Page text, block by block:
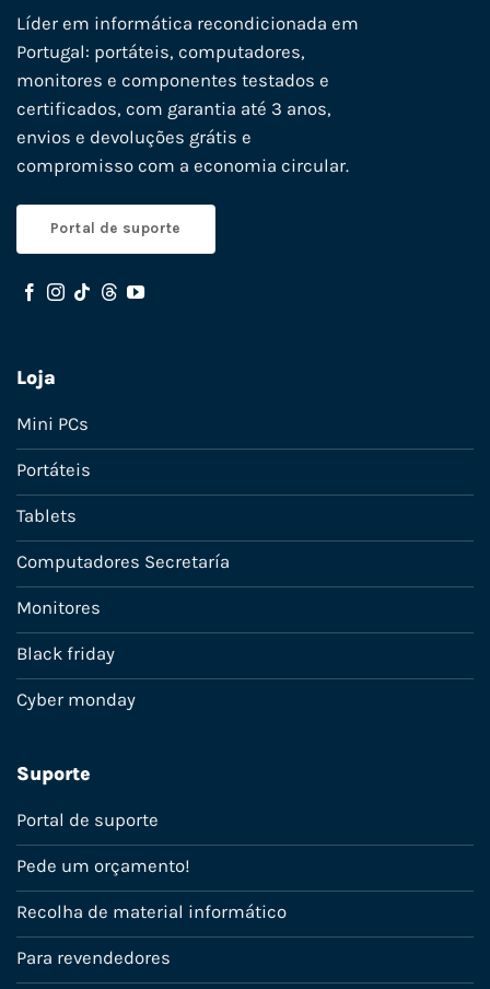
Líder em informática recondicionada em
Portugal: portáteis, computadores,
monitores e componentes testados e
certificados, com garantia até 3 anos,
envios e devoluções grátis e
compromisso com a economia circular.
Portal de suporte
Loja
Mini PCs
Portáteis
Tablets
Computadores Secretaría
Monitores
Black friday
Cyber monday
Suporte
Portal de suporte
Pede um orçamento!
Recolha de material informático
Para revendedores